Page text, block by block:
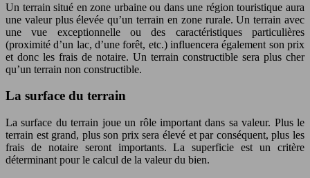
Un terrain situé en zone urbaine ou dans une région touristique aura
une valeur plus élevée qu’un terrain en zone rurale. Un terrain avec
une vue exceptionnelle ou des caractéristiques particulières
(proximité d’un lac, d’une forêt, etc.) influencera également son prix
et donc les frais de notaire. Un terrain constructible sera plus cher
qu’un terrain non constructible.
La surface du terrain
La surface du terrain joue un rôle important dans sa valeur. Plus le
terrain est grand, plus son prix sera élevé et par conséquent, plus les
frais de notaire seront importants. La superficie est un critère
déterminant pour le calcul de la valeur du bien.